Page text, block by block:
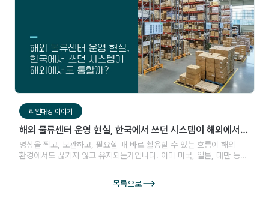
리얼패킹 이야기
해외 물류센터 운영 현실, 한국에서 쓰던 시스템이 해외에서도
통할까?
영상을 찍고, 보관하고, 필요할 때 바로 활용할 수 있는 흐름이 해외
환경에서도 끊기지 않고 유지되는가입니다. 이미 미국, 일본, 대만 등
목록으로